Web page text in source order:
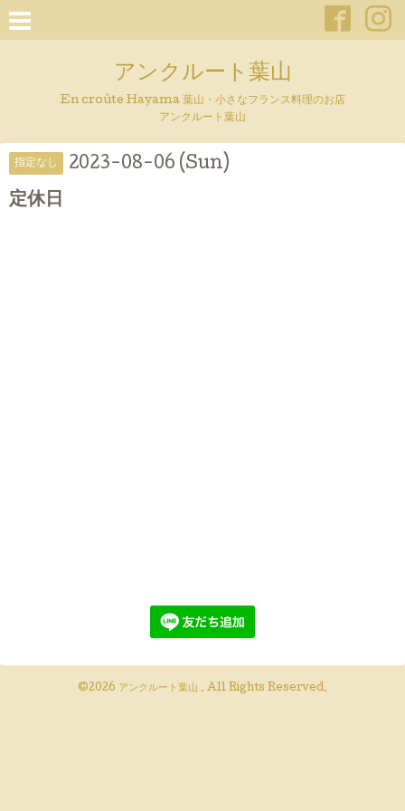
アンクルート葉山
En croûte Hayama 葉山・小さなフランス料理のお店
アンクルート葉山
指定なし 2023-08-06 (Sun)
定休日
©2026 アンクルート葉山 . All Rights Reserved.